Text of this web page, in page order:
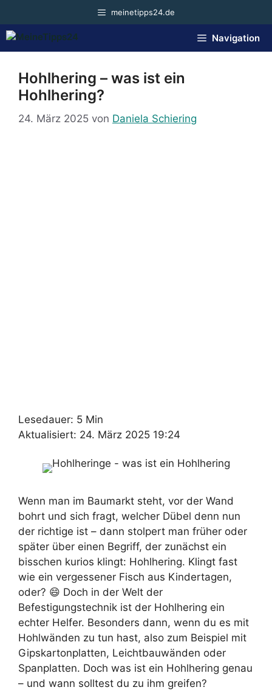
springen
meinetipps24.de
Navigation
Hohlhering – was ist ein
Hohlhering?
24. März 2025 von Daniela Schiering
Lesedauer: 5 Min
Aktualisiert: 24. März 2025 19:24
Wenn man im Baumarkt steht, vor der Wand
bohrt und sich fragt, welcher Dübel denn nun
der richtige ist – dann stolpert man früher oder
später über einen Begriff, der zunächst ein
bisschen kurios klingt: Hohlhering. Klingt fast
wie ein vergessener Fisch aus Kindertagen,
oder? 😄 Doch in der Welt der
Befestigungstechnik ist der Hohlhering ein
echter Helfer. Besonders dann, wenn du es mit
Hohlwänden zu tun hast, also zum Beispiel mit
Gipskartonplatten, Leichtbauwänden oder
Spanplatten. Doch was ist ein Hohlhering genau
– und wann solltest du zu ihm greifen?